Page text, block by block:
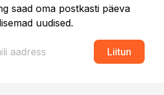
saad oma postkasti päeva
uudised.
Liitun